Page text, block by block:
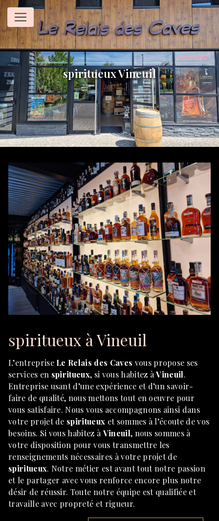
spiritueux Vineuil
spiritueux à Vineuil
L’entreprise Le Relais des Caves vous propose ses
services en spiritueux, si vous habitez àVineuil.
Entreprise usant d’une expérience et d’un savoir-
faire de qualité, nous mettons tout en oeuvre pour
vous satisfaire. Nous vous accompagnons ainsi dans
votre projet de spiritueux et sommes à l’écoute de vos
besoins. Si vous habitez à Vineuil, nous sommes à
votre disposition pour vous transmettre les
renseignements nécessaires à votre projet de
spiritueux. Notre métier est avant tout notre passion
et le partager avec vous renforce encore plus notre
désir de réussir. Toute notre équipe est qualifiée et
travaille avec propreté et rigueur.
Panneau de gestion des cookies